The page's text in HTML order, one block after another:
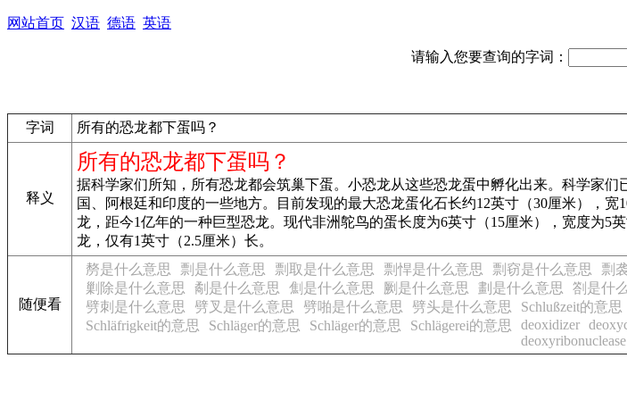
网站首页 汉语 德语 英语
请输入您要查询的字词：
字词 所有的恐龙都下蛋吗？
释义
所有的恐龙都下蛋吗？
据科学家们所知，所有恐龙都会筑巢下蛋。小恐龙从这些恐龙蛋中孵化出来。科学家
国、阿根廷和印度的一些地方。目前发现的最大恐龙蛋化石长约12英寸（30厘米），
龙，距今1亿年的一种巨型恐龙。现代非洲鸵鸟的蛋长度为6英寸（15厘米），宽度为
龙，仅有1英寸（2.5厘米）长。
随便看
剺是什么意思 剽是什么意思 剽取是什么意思 剽悍是什么意思 剽窃是什么意思 剽
剿除是什么意思
劀是什么意思 劁是什么意思 劂是什么意思 劃是什么意思 劄是什
劈刺是什么意思
劈叉是什么意思 劈啪是什么意思 劈头是什么意思 Schlußzeit的意思
Schläfrigkeit的意思
Schläger的意思 Schläger的意思 Schlägerei的意思 deoxidizer
deoxyribonuclease